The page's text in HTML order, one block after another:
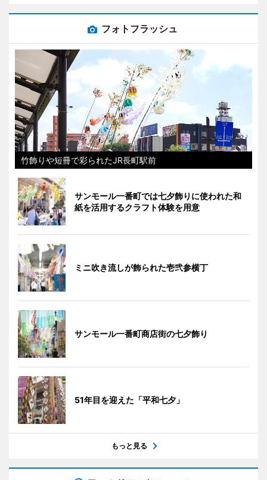
フォトフラッシュ
竹飾りや短冊で彩られたJR長町駅前
サンモール一番町では七夕飾りに使われた和
紙を活用するクラフト体験を用意
ミニ吹き流しが飾られた壱弐参横丁
サンモール一番町商店街の七夕飾り
51年目を迎えた「平和七夕」
もっと見る